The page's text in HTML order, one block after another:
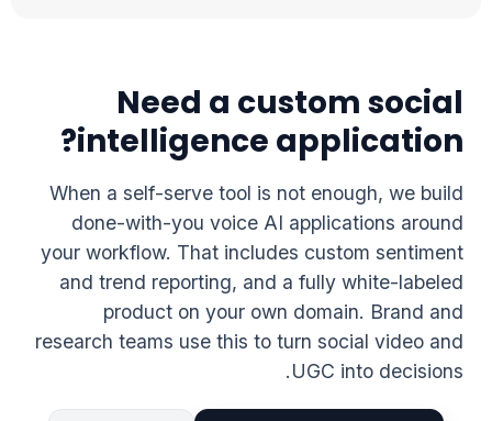
Need a custom social
intelligence application?
When a self-serve tool is not enough, we build
done-with-you voice AI applications around
your workflow. That includes custom sentiment
and trend reporting, and a fully white-labeled
product on your own domain. Brand and
research teams use this to turn social video and
UGC into decisions.